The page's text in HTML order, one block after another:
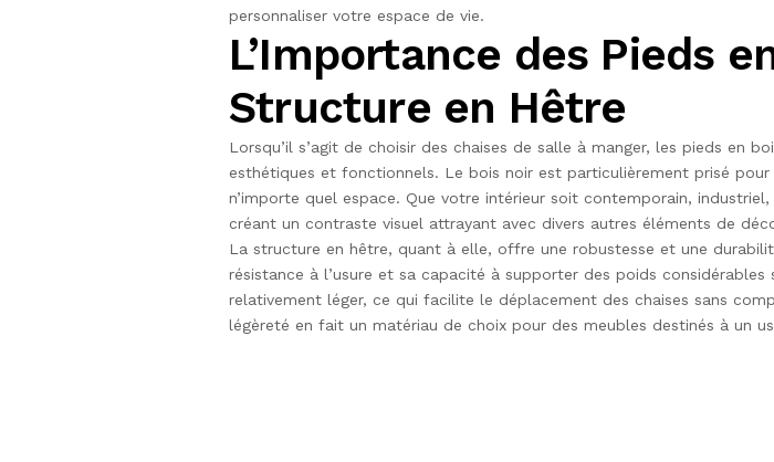
personnaliser votre espace de vie.
L’Importance des Pieds
Structure en Hêtre
Lorsqu’il s’agit de choisir des chaises de salle à manger, les pieds en
esthétiques et fonctionnels. Le bois noir est particulièrement prisé
n’importe quel espace. Que votre intérieur soit contemporain,
créant un contraste visuel attrayant avec divers autres éléments de
La structure en hêtre, quant à elle, offre une robustesse et une
résistance à l’usure et sa capacité à supporter des poids
relativement léger, ce qui facilite le déplacement des chaises sans
légèreté en fait un matériau de choix pour des meubles destinés à un